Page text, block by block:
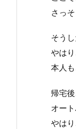
さっ
そう
やは
本人
帰宅
オー
やは